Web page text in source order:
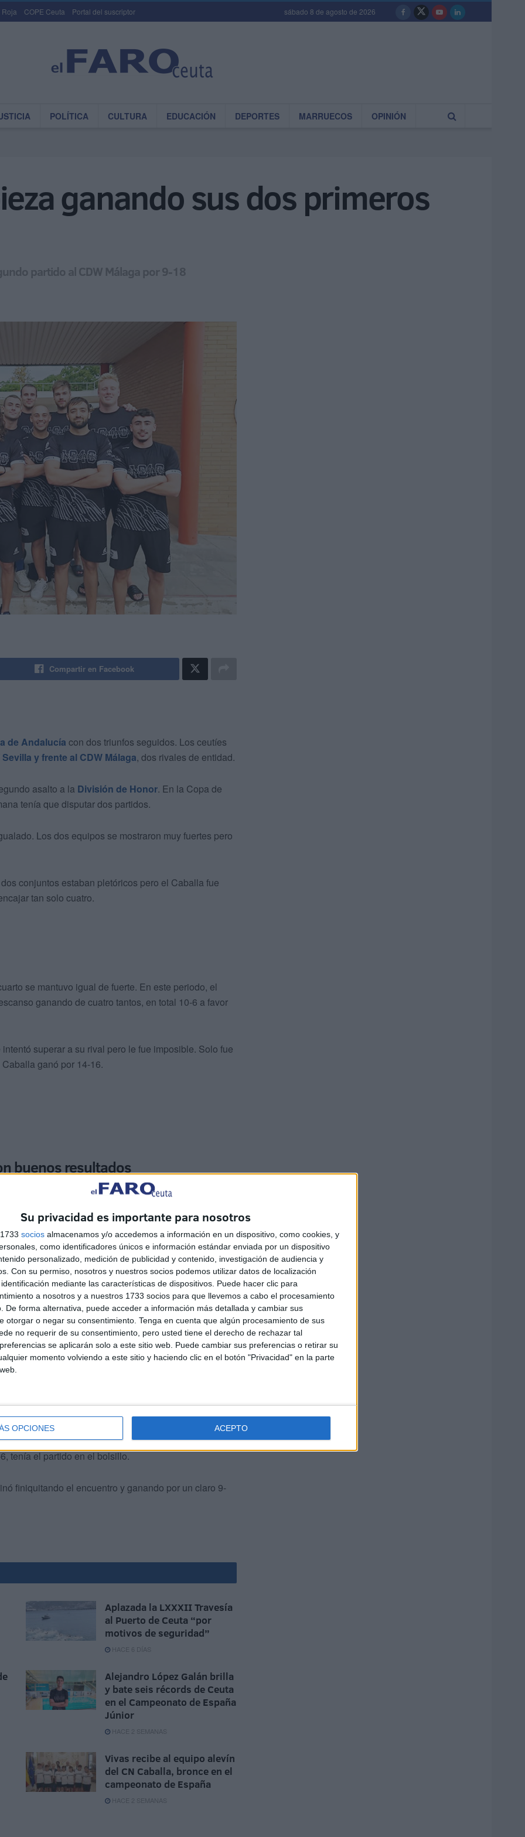
Su privacidad es importante para nosotros
socios almacenamos y/o accedemos a información en un dispositivo, como cookies, y
como identificadores únicos e información estándar enviada por un dispositivo
personalizado, medición de publicidad y contenido, investigación de audiencia y
Con su permiso, nosotros y nuestros socios podemos utilizar datos de localización
mediante las características de dispositivos. Puede hacer clic para
a nosotros y a nuestros 1733 socios para que llevemos a cabo el procesamiento
De forma alternativa, puede acceder a información más detallada y cambiar sus
otorgar o negar su consentimiento. Tenga en cuenta que algún procesamiento de sus
no requerir de su consentimiento, pero usted tiene el derecho de rechazar tal
se aplicarán solo a este sitio web. Puede cambiar sus preferencias o retirar su
momento volviendo a este sitio y haciendo clic en el botón "Privacidad" en la parte
OPCIONES ACEPTO
Roja COPE Ceuta Portal del suscriptor sábado 8 de agosto de 2026
POLÍTICA CULTURA EDUCACIÓN DEPORTES MARRUECOS OPINIÓN
ganando sus dos primeros
partido al CDW Málaga por 9-18
Compartir en Facebook
de Andalucía con dos triunfos seguidos. Los ceutíes
y frente al CDW Málaga, dos rivales de entidad.
asalto a la División de Honor. En la Copa de
tenía que disputar dos partidos.
Los dos equipos se mostraron muy fuertes pero
conjuntos estaban pletóricos pero el Caballa fue
tan solo cuatro.
se mantuvo igual de fuerte. En este periodo, el
ganando de cuatro tantos, en total 10-6 a favor
superar a su rival pero le fue imposible. Solo fue
ganó por 14-16.
buenos resultados
en el segundo partido al CD Waterpolo Málaga, otro
se fue perdiendo en el primer cuarto por uno de
de 1-5, se fue al descanso ganando por 5-8.
el ritmo en este segundo periodo.
últimos minutos y siguió abriendo la brecha en el
tenía el partido en el bolsillo.
finiquitando el encuentro y ganando por un claro 9-
Aplazada la LXXXII Travesía
al Puerto de Ceuta “por
motivos de seguridad”
HACE 6 DÍAS
Alejandro López Galán brilla
y bate seis récords de Ceuta
en el Campeonato de España
Júnior
HACE 2 SEMANAS
Vivas recibe al equipo alevín
del CN Caballa, bronce en el
campeonato de España
HACE 2 SEMANAS